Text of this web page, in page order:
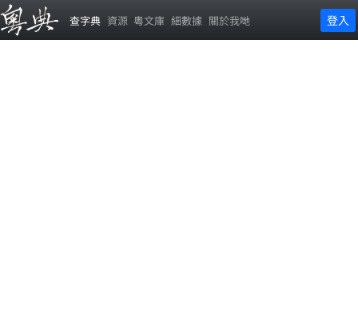
查字典 資源 粵文庫 細數據 關於我哋 登入